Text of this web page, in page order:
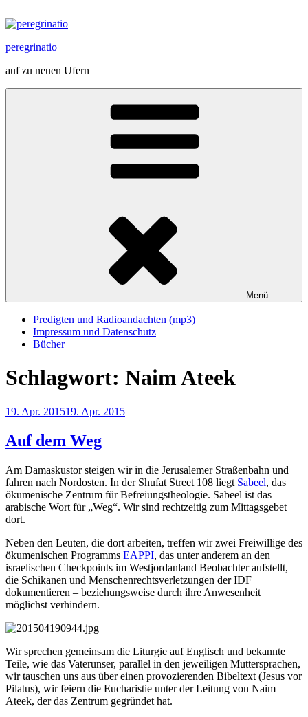
Inhalt
peregrinatio
auf zu neuen Ufern
Menü
Predigten und Radioandachten (mp3)
Impressum und Datenschutz
Bücher
Schlagwort: Naim Ateek
Veröffentlicht
19. Apr. 201519. Apr. 2015
Auf dem Weg
Am Damaskustor steigen wir in die Jerusalemer Straßenbahn und
fahren nach Nordosten. In der Shufat Street 108 liegt Sabeel, das
ökumenische Zentrum für Befreiungstheologie. Sabeel ist das
arabische Wort für „Weg“. Wir sind rechtzeitig zum Mittagsgebet
dort.
Neben den Leuten, die dort arbeiten, treffen wir zwei Freiwillige des
ökumenischen Programms EAPPI, das unter anderem an den
israelischen Checkpoints im Westjordanland Beobachter aufstellt,
die Schikanen und Menschenrechtsverletzungen der IDF
dokumentieren – beziehungsweise durch ihre Anwesenheit
möglichst verhindern.
Wir sprechen gemeinsam die Liturgie auf Englisch und bekannte
Teile, wie das Vaterunser, parallel in den jeweiligen Muttersprachen,
wir tauschen uns aus über einen provozierenden Bibeltext (Jesus vor
Pilatus), wir feiern die Eucharistie unter der Leitung von Naim
Ateek, der das Zentrum gegründet hat.